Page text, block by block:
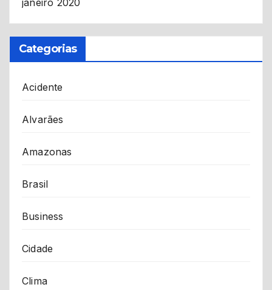
Categorias
Acidente
Alvarães
Amazonas
Brasil
Business
Cidade
Clima